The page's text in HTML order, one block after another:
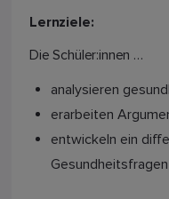
Lernziele:
Die Schüler:innen …
analysieren
erarbeiten
entwickeln ein
Gesundheitsfragen